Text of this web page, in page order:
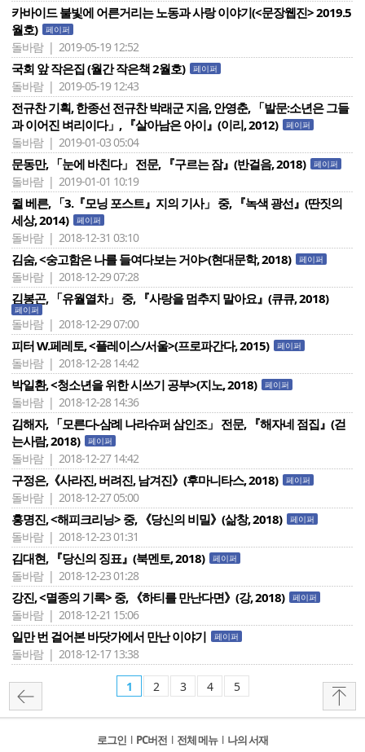
카바이드 불빛에 어른거리는 노동과 사랑 이야기(<문장웹진> 2019.5
월호)
페이퍼
돌바람 | 2019-05-19 12:52
국회 앞 작은집 (월간 작은책 2월호) 페이퍼
돌바람 | 2019-05-19 12:43
전규찬 기획, 한종선 전규찬 박래군 지음, 안영춘, 「발문:소년은 그들
과 이어진 벼리이다」, 『살아남은 아이』(이리, 2012)
페이퍼
돌바람 | 2019-01-03 05:04
문동만, 「눈에 바친다」 전문, 『구르는 잠』(반걸음, 2018) 페이퍼
돌바람 | 2019-01-01 10:19
쥘 베른, 「3.『모닝 포스트』지의 기사」 중, 『녹색 광선』(딴짓의
세상, 2014)
페이퍼
돌바람 | 2018-12-31 03:10
김숨, <숭고함은 나를 들여다보는 거야>(현대문학, 2018) 페이퍼
돌바람 | 2018-12-29 07:28
김봉곤, 「유월열차」 중, 『사랑을 멈추지 말아요』(큐큐, 2018)
페이퍼
돌바람 | 2018-12-29 07:00
피터 W.페레토, <플레이스/서울>(프로파간다, 2015) 페이퍼
돌바람 | 2018-12-28 14:42
박일환, <청소년을 위한 시쓰기 공부>(지노, 2018) 페이퍼
돌바람 | 2018-12-28 14:36
김해자, 「모른다-삼례 나라슈퍼 삼인조」 전문, 『해자네 점집』(걷
는사람, 2018)
페이퍼
돌바람 | 2018-12-27 14:42
구정은,《사라진, 버려진, 남겨진》(후마니타스, 2018) 페이퍼
돌바람 | 2018-12-27 05:00
홍명진, <해피크리닝> 중, 《당신의 비밀》(삶창, 2018) 페이퍼
돌바람 | 2018-12-23 01:31
김대현, 『당신의 징표』(북멘토, 2018) 페이퍼
돌바람 | 2018-12-23 01:28
강진, <멸종의 기록> 중, 《하티를 만난다면》(강, 2018) 페이퍼
돌바람 | 2018-12-21 15:06
일만 번 걸어본 바닷가에서 만난 이야기 페이퍼
돌바람 | 2018-12-17 13:38
1 2 3 4 5
로그인 l PC버전 l 전체 메뉴 l 나의 서재